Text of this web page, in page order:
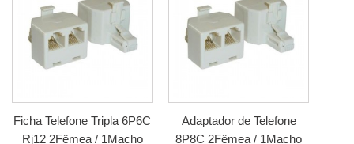
Ficha Telefone Tripla 6P6C
Rj12 2Fêmea / 1Macho
Adaptador de Telefone
8P8C 2Fêmea / 1Macho